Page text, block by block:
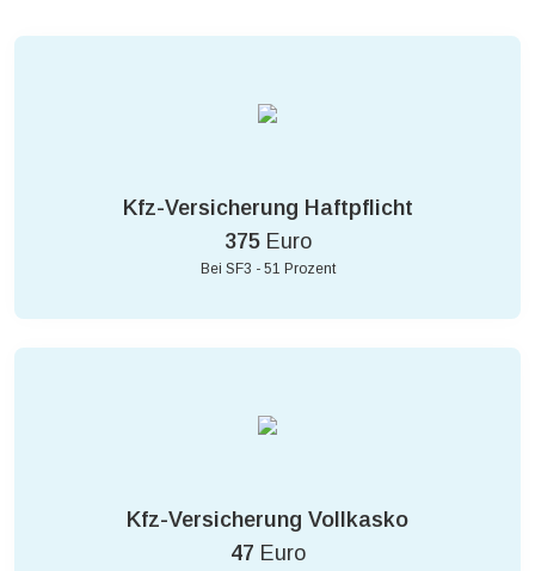
Kfz-Versicherung Haftpflicht
375 Euro
Bei SF3 - 51 Prozent
Kfz-Versicherung Vollkasko
47 Euro